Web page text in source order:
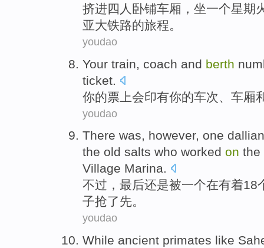
挤进四 人 卧铺车厢 ， 坐一个星期
亚大铁路的旅程。
youdao
Your train coach and berth
ticket
你的票 上会印有你的车次 车厢
youdao
There was, however, one
the old salts who worked on the
Village Marina.
不过 ，最后还是被一个在有着18
子抢了先。
youdao
While ancient primates like